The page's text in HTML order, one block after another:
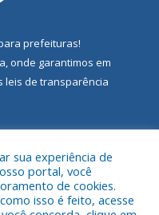
prefeituras!
onde garantimos em
leis de transparência
sua experiência de
portal, você
de cookies.
isso é feito, acesse